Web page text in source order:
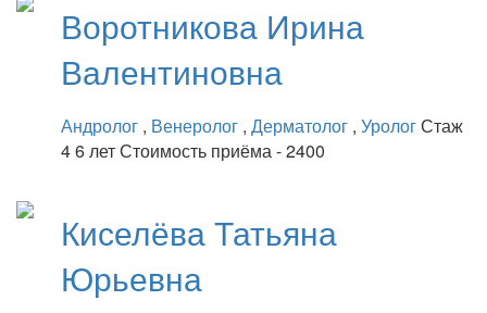
Воротникова Ирина
Валентиновна
Андролог , Венеролог , Дерматолог , УрологСтаж
4 6 летСтоимость приёма - 2400
КиселёваТатьяна
Юрьевна